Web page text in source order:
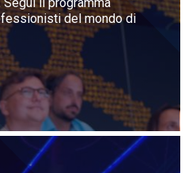
il programma
del mondo di